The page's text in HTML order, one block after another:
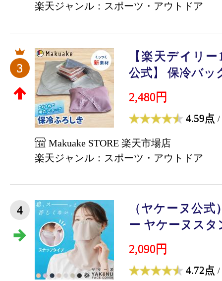
楽天ジャンル：スポーツ・アウトドア
3
【楽天デイリー
公式】 保冷バッ
2,480円
4.59点 /
Makuake STORE 楽天市場店
楽天ジャンル：スポーツ・アウトドア
4
（ヤケーヌ公
ー ヤケーヌスタ
2,090円
4.72点 /